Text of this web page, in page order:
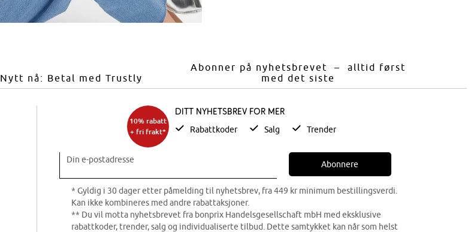
Nytt nå: Betal med Trustly
Abonner på nyhetsbrevet – alltid først
med det siste
10% rabatt
+ fri frakt*
Ditt nyhetsbrev for mer
Rabattkoder Salg Trender
Din e-postadresse Abonnere
* Gyldig i 30 dager etter påmelding til nyhetsbrev, fra 449 kr minimum bestillingsverdi.
Kan ikke kombineres med andre rabattaksjoner.
** Du vil motta nyhetsbrevet fra bonprix Handelsgesellschaft mbH med eksklusive
rabattkoder, trender, salg og individualiserte tilbud. Dette samtykket kan når som helst